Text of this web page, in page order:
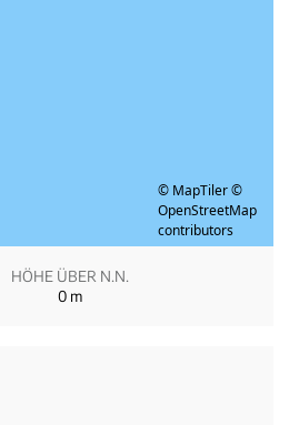
© MapTiler ©
OpenStreetMap
contributors
HÖHE ÜBER N.N.
0 m